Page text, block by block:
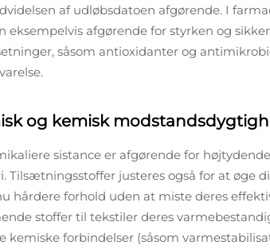
af udløbsdatoen afgørende. I
afgørende for styrken og
såsom antioxidanter og
og kemisk
sistance er afgørende for
justeres også for at øge
hårdere forhold uden at miste deres
stoffer til tekstiler deres
kemiske forbindelser (såsom